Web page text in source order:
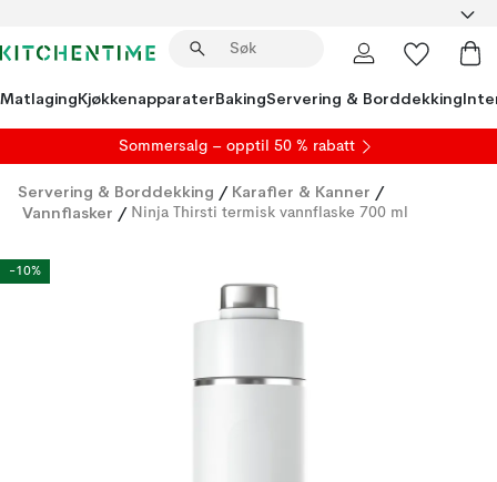
MatlagingKjøkkenapparaterBakingServering & Borddekking
Sommersalg – opptil 50 % rabatt
Servering & Borddekking / Karafler & Kanner /
Vannflasker / Ninja Thirsti termisk vannflaske 700 ml
-10%